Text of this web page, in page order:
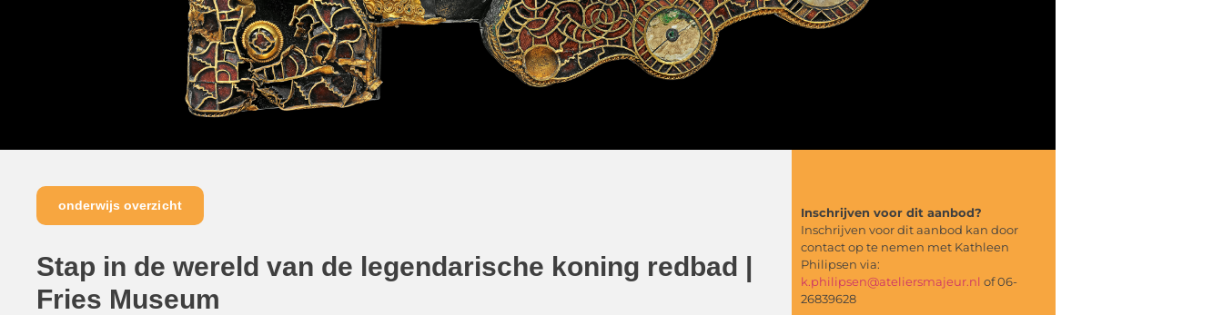
onderwijs overzicht
Stap in de wereld van de legendarische koning redbad |
Fries Museum
Inschrijven voor dit aanbod?
Inschrijven voor dit aanbod kan door
contact op te nemen met Kathleen
Philipsen via:
k.philipsen@ateliersmajeur.nl of 06-
26839628